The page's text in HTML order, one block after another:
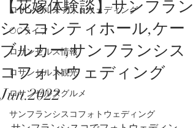
ロサンゼルスフォトウェディング
OCライフ
ロサンゼルス情報
ロサンゼルス観光
ロサンゼルスグルメ
サンフランシスコフォトウェディング
【花嫁体験談】サンフラン
シスコシティホール,ケー
ブルカー,サンフランシス
コフォトウェディング
Jun.2022